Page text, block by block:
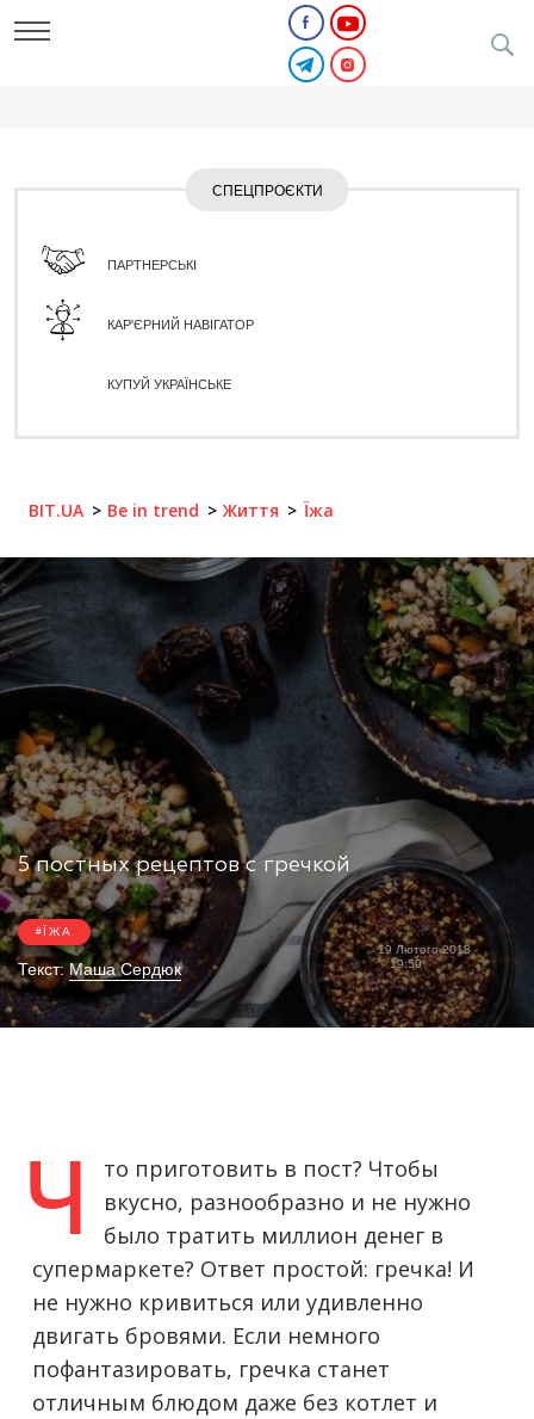
СПЕЦПРОЄКТИ
ПАРТНЕРСЬКІ
КАР'ЄРНИЙ НАВІГАТОР
КУПУЙ УКРАЇНСЬКЕ
BIT.UA Be in trend Життя Їжа
5 постных рецептов с гречкой
ЇЖА
Текст: Маша Сердюк
19 Лютого 2018
19:50
Ч
то приготовить в пост? Чтобы
вкусно, разнообразно и не нужно
было тратить миллион денег в
супермаркете? Ответ простой: гречка! И
не нужно кривиться или удивленно
двигать бровями. Если немного
пофантазировать, гречка станет
отличным блюдом даже без котлет и